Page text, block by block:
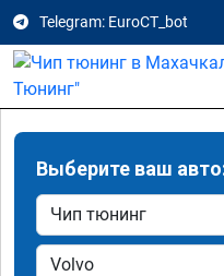
Telegram: EuroCT_bot
Выберите ваш